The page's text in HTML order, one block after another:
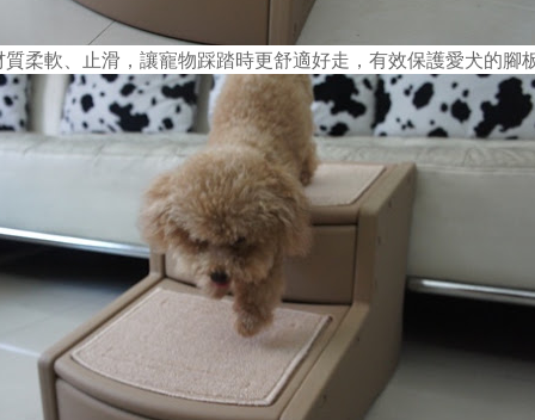
質柔軟、止滑，讓寵物踩踏時更舒適好走，有效保護愛犬的腳